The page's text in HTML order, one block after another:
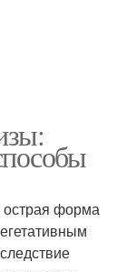
острая форма